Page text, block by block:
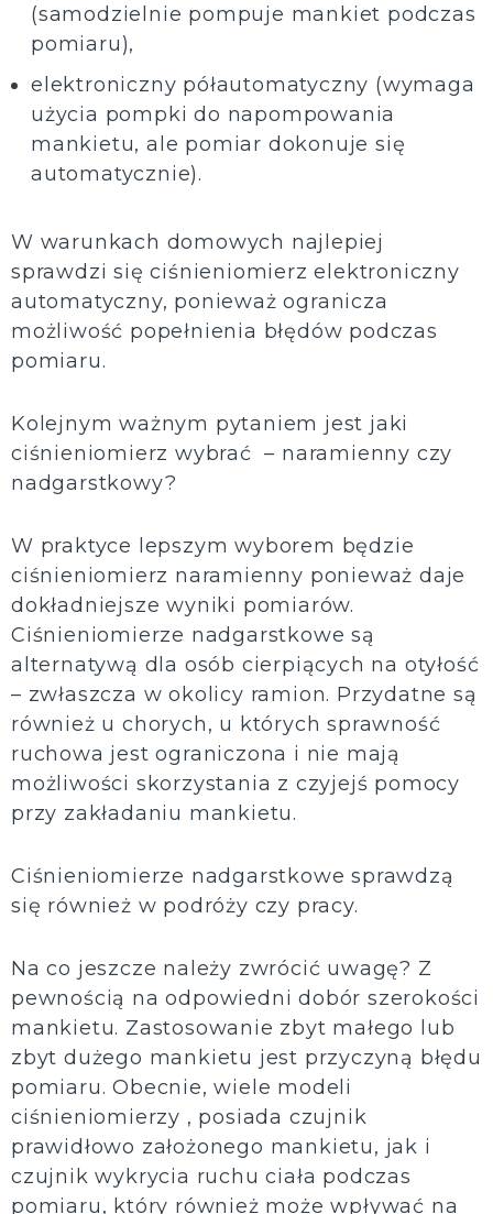
(samodzielnie pompuje mankiet podczas
pomiaru),
elektroniczny półautomatyczny (wymaga
użycia pompki do napompowania
mankietu, ale pomiar dokonuje się
automatycznie).
W warunkach domowych najlepiej
sprawdzi się ciśnieniomierz elektroniczny
automatyczny, ponieważ ogranicza
możliwość popełnienia błędów podczas
pomiaru.
Kolejnym ważnym pytaniem jest jaki
ciśnieniomierz wybrać – naramienny czy
nadgarstkowy?
W praktyce lepszym wyborem będzie
ciśnieniomierz naramienny ponieważ daje
dokładniejsze wyniki pomiarów.
Ciśnieniomierze nadgarstkowe są
alternatywą dla osób cierpiących na otyłość
– zwłaszcza w okolicy ramion. Przydatne są
również u chorych, u których sprawność
ruchowa jest ograniczona i nie mają
możliwości skorzystania z czyjejś pomocy
przy zakładaniu mankietu.
Ciśnieniomierze nadgarstkowe sprawdzą
się również w podróży czy pracy.
Na co jeszcze należy zwrócić uwagę? Z
pewnością na odpowiedni dobór szerokości
mankietu. Zastosowanie zbyt małego lub
zbyt dużego mankietu jest przyczyną błędu
pomiaru. Obecnie, wiele modeli
ciśnieniomierzy , posiada czujnik
prawidłowo założonego mankietu, jak i
czujnik wykrycia ruchu ciała podczas
pomiaru, który również może wpływać na